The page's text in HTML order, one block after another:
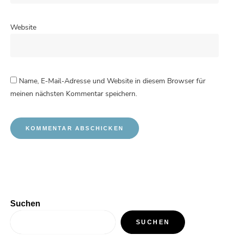
Website
Name, E-Mail-Adresse und Website in diesem Browser für
meinen nächsten Kommentar speichern.
Suchen
SUCHEN